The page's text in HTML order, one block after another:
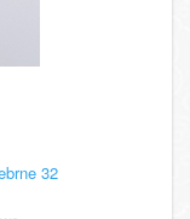
32